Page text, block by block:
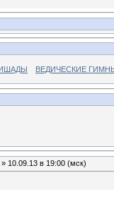
ВЕДИЧЕСКИЕ
» 10.09.13 в 19:00 (мск)